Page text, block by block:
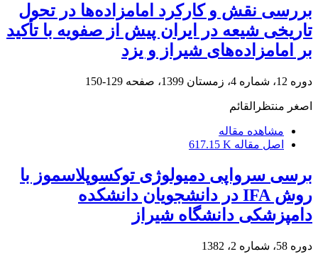
بررسی نقش و کارکرد امامزاده‌ها در تحول
تاریخی شیعه در ایران پیش از صفویه با تأکید
بر امامزاده‌های شیراز و یزد
دوره 12، شماره 4، زمستان 1399، صفحه 129-150
اصغر منتظرالقائم
مشاهده مقاله
اصل مقاله 617.15 K
برسی سرواپی دمیولوژی توکسوپلاسموز با
روش IFA در دانشجویان دانشکده
دامپزشکی دانشگاه شیراز
دوره 58، شماره 2، 1382